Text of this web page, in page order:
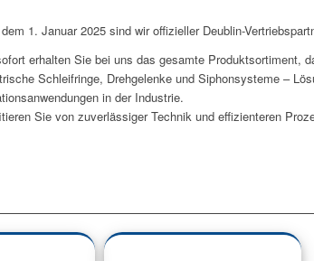
1. Januar 2025 sind wir offizieller Deublin-
erhalten Sie bei uns das gesamte Produktsortiment,
Schleifringe, Drehgelenke und Siphonsysteme –
in der Industrie.
Sie von zuverlässiger Technik und effizienteren